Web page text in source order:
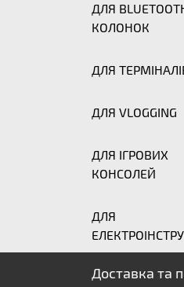
ДЛЯ
КОЛОНОК
ДЛЯ
ДЛЯ VLOGGING
ДЛЯ ІГРОВИХ
КОНСОЛЕЙ
ДЛЯ
Доставка та